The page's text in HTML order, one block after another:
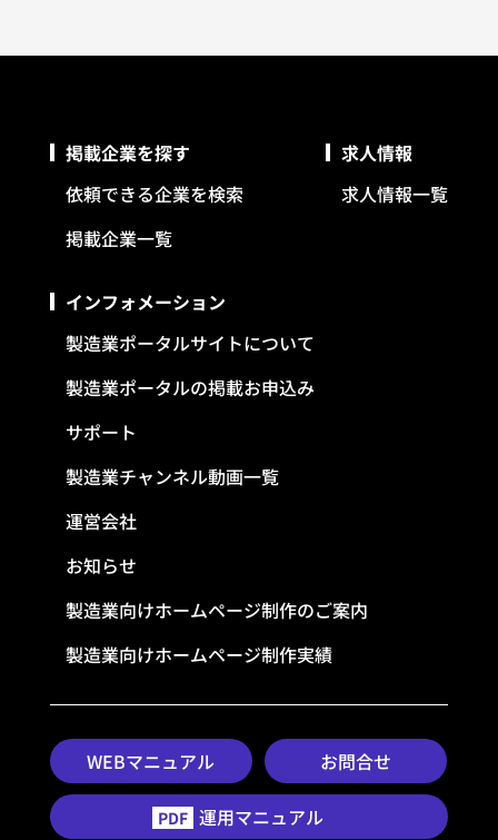
掲載企業を探す
依頼できる企業を検索
掲載企業一覧
求人情報
求人情報一覧
インフォメーション
製造業ポータルサイトについて
製造業ポータルの掲載お申込み
サポート
製造業チャンネル動画一覧
運営会社
お知らせ
製造業向けホームページ制作のご案内
製造業向けホームページ制作実績
WEBマニュアル お問合せ
PDF 運用マニュアル